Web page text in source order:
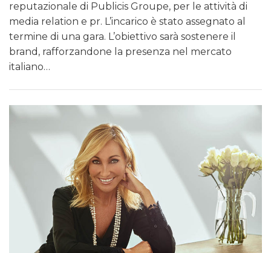
reputazionale di Publicis Groupe, per le attività di
media relation e pr. L’incarico è stato assegnato al
termine di una gara. L’obiettivo sarà sostenere il
brand, rafforzandone la presenza nel mercato
italiano…